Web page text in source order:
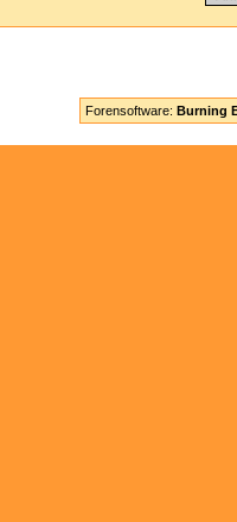
Forensoftware: Burning